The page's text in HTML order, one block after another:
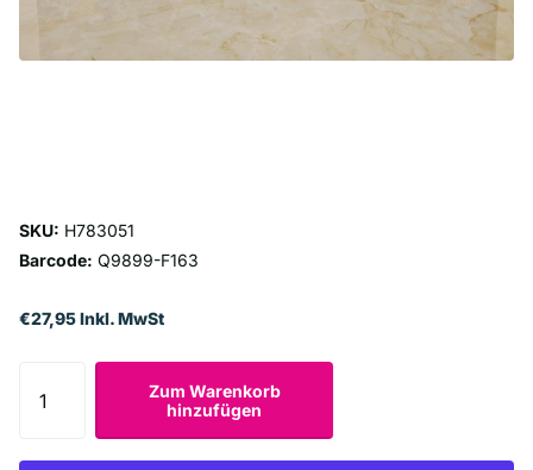
SKU: H783051
Barcode: Q9899-F163
€27,95 Inkl. MwSt
Zum Warenkorb
hinzufügen